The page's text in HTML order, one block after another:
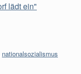
lädt ein"
nationalsozialismus